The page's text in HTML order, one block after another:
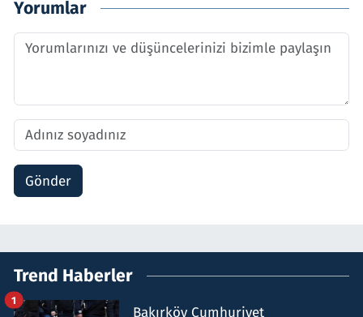
Yorumlar
Gönder
Trend Haberler
Bakırköy Cumhuriyet
1